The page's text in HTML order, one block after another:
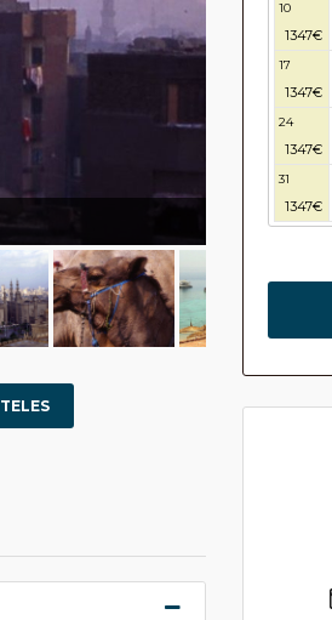
10
1347€
17
1347€
24
1347€
31
1347€